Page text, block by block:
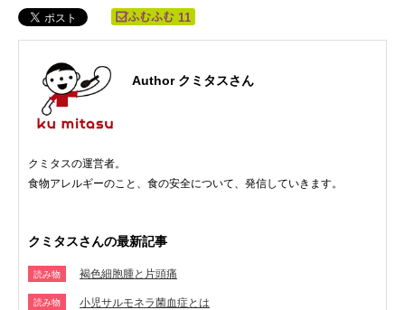
11
Author クミタスさん
クミタスの運営者。
食物アレルギーのこと、食の安全について、発信していきます。
クミタスさんの最新記事
読み物 褐色細胞腫と片頭痛
読み物 小児サルモネラ菌血症とは